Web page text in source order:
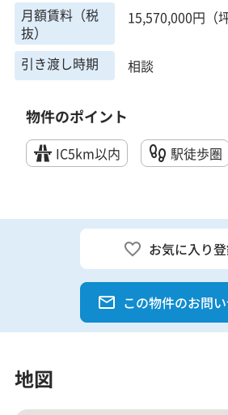
月額賃料（税
抜）
15,570,000円（
引き渡し時期 相談
物件のポイント
IC5km以内 駅徒歩圏
お気に入り
この物件のお問
地図